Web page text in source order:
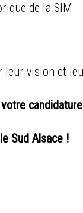
de la SIM.
vision et
Sud Alsace !